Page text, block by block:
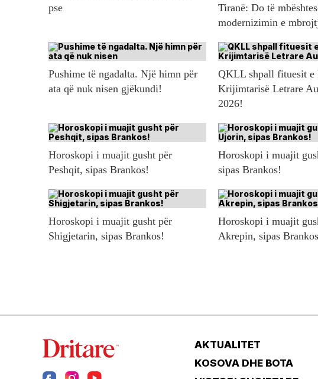
pse
Tiranë: Do të
modernizimin e
Pushime të ngadalta. Një himn për
ata që nuk nisen gjëkundi!
QKLL shpall fituesit e
Krijimtarisë Letrare
2026!
Horoskopi i muajit gusht për
Peshqit, sipas Brankos!
Horoskopi i muajit
sipas Brankos!
Horoskopi i muajit gusht për
Shigjetarin, sipas Brankos!
Horoskopi i muajit
Akrepin, sipas
AKTUALITET
KOSOVA DHE BOTA